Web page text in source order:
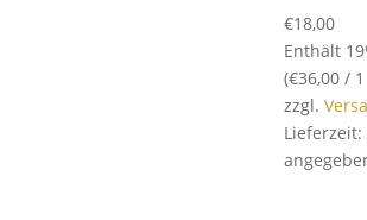
€18,00
Enthält
(€36,00 / 1
zzgl.